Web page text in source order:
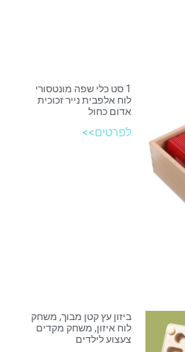
1 סט כלי שפה מונטסורי
לוח אלפבית נייר זכוכית
אדום כחול
לפרטים>>
ביזון עץ קטן מבוך, משחק
לוח איזון, משחק מקדים
צעצוע לילדים